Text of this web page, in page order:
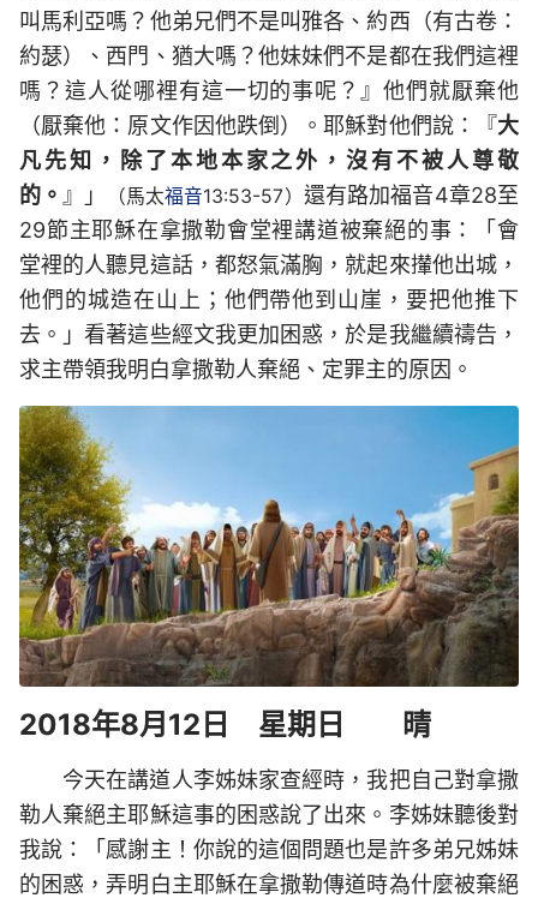
叫馬利亞嗎？他弟兄們不是叫雅各、約西（有古卷：
約瑟）、西門、猶大嗎？他妹妹們不是都在我們這裡
嗎？這人從哪裡有這一切的事呢？』他們就厭棄他
（厭棄他：原文作因他跌倒）。耶穌對他們說：『大
凡先知，除了本地本家之外，沒有不被人尊敬
的。 』」 （馬太福音13:53-57） 還有路加福音4章28至
29節主耶穌在拿撒勒會堂裡講道被棄絕的事：「會
堂裡的人聽見這話，都怒氣滿胸，就起來攆他出城，
他們的城造在山上；他們帶他到山崖，要把他推下
去。」看著這些經文我更加困惑，於是我繼續禱告，
求主帶領我明白拿撒勒人棄絕、定罪主的原因。
2018年8月12日 星期日 晴
今天在講道人李姊妹家查經時，我把自己對拿撒
勒人棄絕主耶穌這事的困惑說了出來。李姊妹聽後對
我說：「感謝主！你說的這個問題也是許多弟兄姊妹
的困惑，弄明白主耶穌在拿撒勒傳道時為什麼被棄絕